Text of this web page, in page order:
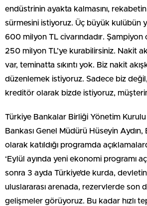
endüstrinin ayakta kalmasını,
sürmesini istiyoruz. Üç büyük kulübün
600 milyon TL civarındadır. Şampiyon
250 milyon TL’ye kurabilirsiniz. Nakit
var, teminatta sıkıntı yok. Biz nakit
düzenlemek istiyoruz. Sadece biz
kreditör olarak bizde istiyoruz,
Türkiye Bankalar Birliği Yönetim Kurulu
Bankası Genel Müdürü Hüseyin Aydın,
olarak katıldığı programda
‘Eylül ayında yeni ekonomi programı
sonra 3 ayda Türkiye’de kurda,
uluslararası arenada, rezervlerde son
gelişmeler görüyoruz. Bu kadar hızlı